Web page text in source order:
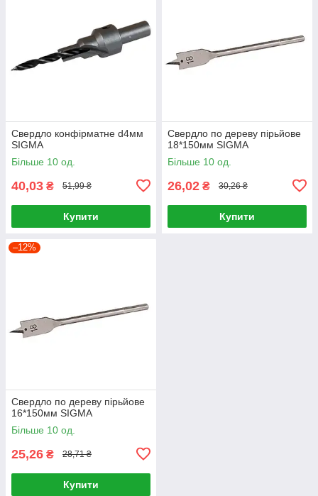
Свердло конфірматне d4мм
SIGMA
Більше 10 од.
40,03 ₴ 51,99 ₴
Купити
Свердло по дереву пірьйове
18*150мм SIGMA
Більше 10 од.
26,02 ₴ 30,26 ₴
Купити
–12%
Свердло по дереву пірьйове
16*150мм SIGMA
Більше 10 од.
25,26 ₴ 28,71 ₴
Купити